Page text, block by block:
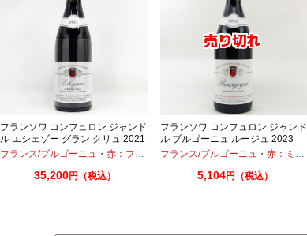
フランソワ コンフュロン ジャンド
ル エシェゾー グラン クリュ 2021
750ml
フランス/ブルゴーニュ ・ 赤：フルボディ ・ピノノワール
35,200円（税込）
フランソワ コンフュロン ジャンド
ル ブルゴーニュ ルージュ 2023
750ml
フランス/ブルゴーニュ ・ 赤：ミディアムボディ
5,104円（税込）